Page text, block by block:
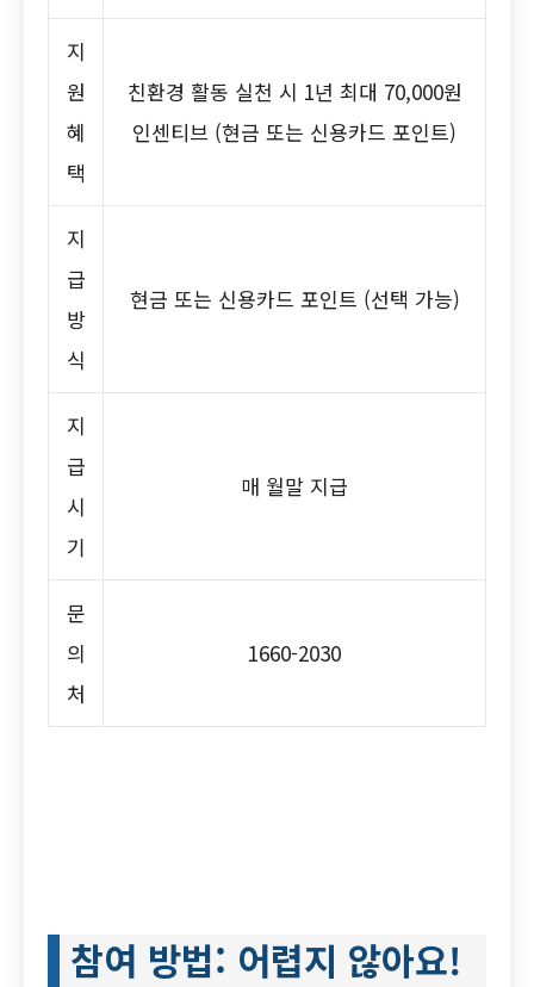
지
원
혜
택
친환경 활동 실천 시 1년 최대 70,000원
인센티브 (현금 또는 신용카드 포인트)
지
급
방
식
현금 또는 신용카드 포인트 (선택 가능)
지
급
시
기
매 월말 지급
문
의
처
1660-2030
참여 방법: 어렵지 않아요!